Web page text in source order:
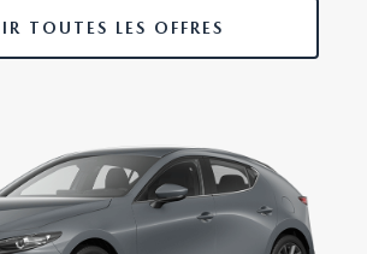
TOUTES LES OFFRES